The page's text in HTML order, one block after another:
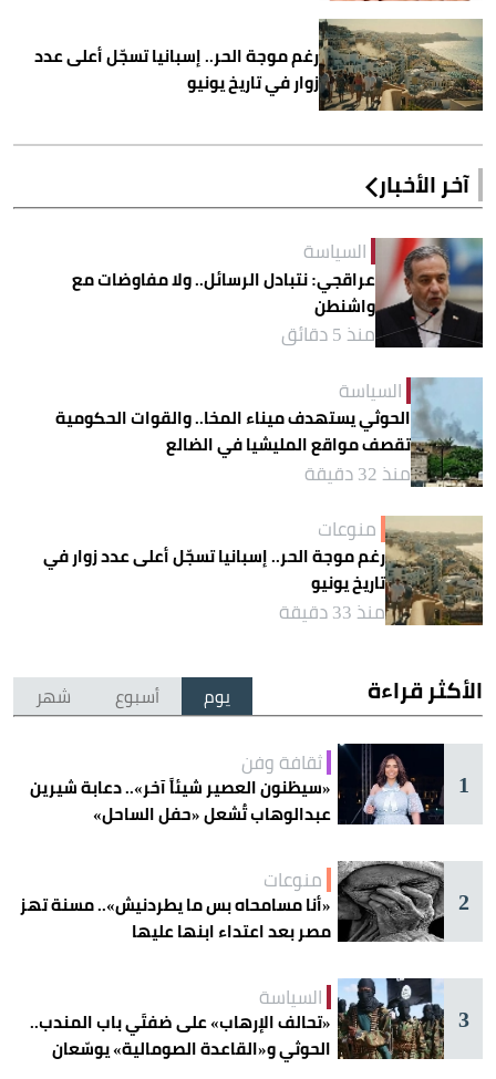
رغم موجة الحر.. إسبانيا تسجّل أعلى عدد
زوار في تاريخ يونيو
آخر الأخبار
السياسة
عراقجي: نتبادل الرسائل.. ولا مفاوضات مع
واشنطن
منذ 5 دقائق
السياسة
الحوثي يستهدف ميناء المخا.. والقوات الحكومية
تقصف مواقع المليشيا في الضالع
منذ 32 دقيقة
منوعات
رغم موجة الحر.. إسبانيا تسجّل أعلى عدد زوار في
تاريخ يونيو
منذ 33 دقيقة
الأكثر قراءة يوم أسبوع شهر
1
ثقافة وفن
«سيظنون العصير شيئاً آخر».. دعابة شيرين
عبدالوهاب تُشعل «حفل الساحل»
2
منوعات
«أنا مسامحاه بس ما يطردنيش».. مسنة تهز
مصر بعد اعتداء ابنها عليها
3
السياسة
«تحالف الإرهاب» على ضفتَي باب المندب..
الحوثي و«القاعدة الصومالية» يوسّعان